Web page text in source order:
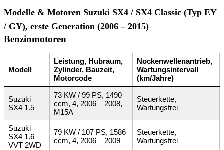
Modelle & Motoren Suzuki SX4 / SX4 Classic (Typ EY
/ GY), erste Generation (2006 – 2015)
Benzinmotoren
Modell
Leistung, Hubraum,
Zylinder, Bauzeit,
Motorcode
Nockenwellenantrieb,
Wartungsintervall
(km/Jahre)
Suzuki
SX4 1.5
73 KW / 99 PS, 1490
ccm, 4, 2006 – 2008,
M15A
Steuerkette,
Wartungsfrei
Suzuki
SX4 1.6
VVT 2WD
79 KW / 107 PS, 1586
ccm, 4, 2006 – 2009
Steuerkette,
Wartungsfrei